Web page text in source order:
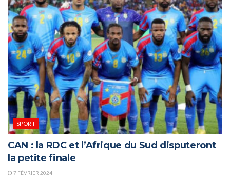
SPORT
CAN : la RDC et l’Afrique du Sud disputeront
la petite finale
7 FÉVRIER 2024